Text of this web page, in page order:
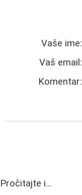
Vaše ime:
Vaš email:
Komentar:
Pročitajte i...